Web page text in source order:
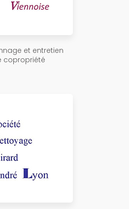
et entretien
copropriété